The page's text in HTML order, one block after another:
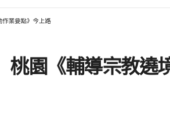
作業要點》今上路
桃園《輔導宗教遶